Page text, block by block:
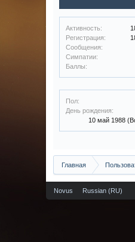
Активность:
Регистрация:
Сообщения:
Симпатии:
Баллы:
Пол:
День рождения:
10 май 1988
Главная
Novus Russian (RU)